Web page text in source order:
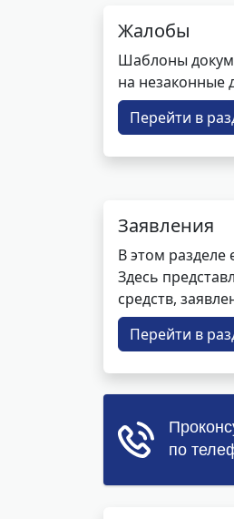
Жалобы
Шаблоны
на незаконные
Перейти в
Заявления
В этом
Здесь
средств,
Перейти в